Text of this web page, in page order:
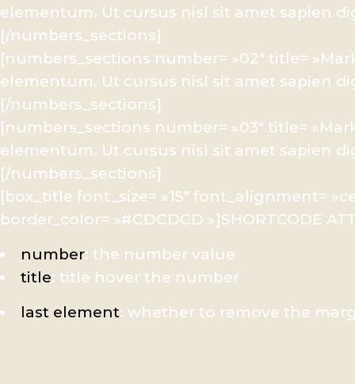
elementum. Ut cursus nisl sit amet sapien
[/numbers_sections]
[numbers_sections number= »02″ title=
elementum. Ut cursus nisl sit amet sapien
[/numbers_sections]
[numbers_sections number= »03″ title=
elementum. Ut cursus nisl sit amet sapien
[/numbers_sections]
[box_title font_size= »15″ font_alignment=
border_color= »#CDCDCD »]SHORTCODE
number: the number value
title: title hover the number
last element: whether to remove the